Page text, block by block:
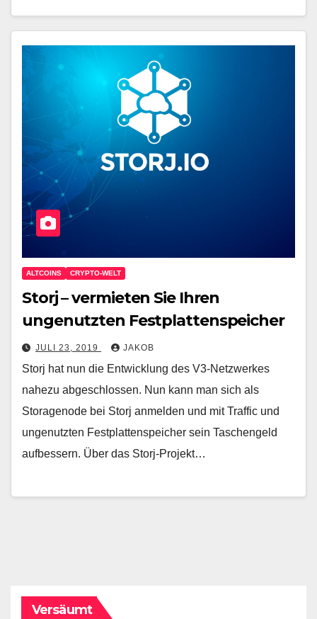
ALTCOINS CRYPTO-WELT
Storj – vermieten Sie Ihren
ungenutzten Festplattenspeicher
JULI 23, 2019 JAKOB
Storj hat nun die Entwicklung des V3-Netzwerkes
nahezu abgeschlossen. Nun kann man sich als
Storagenode bei Storj anmelden und mit Traffic und
ungenutzten Festplattenspeicher sein Taschengeld
aufbessern. Über das Storj-Projekt…
Versäumt